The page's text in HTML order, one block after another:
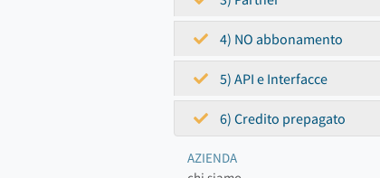
4) NO abbonamento
5) API e Interfacce
6) Credito prepagato
AZIENDA